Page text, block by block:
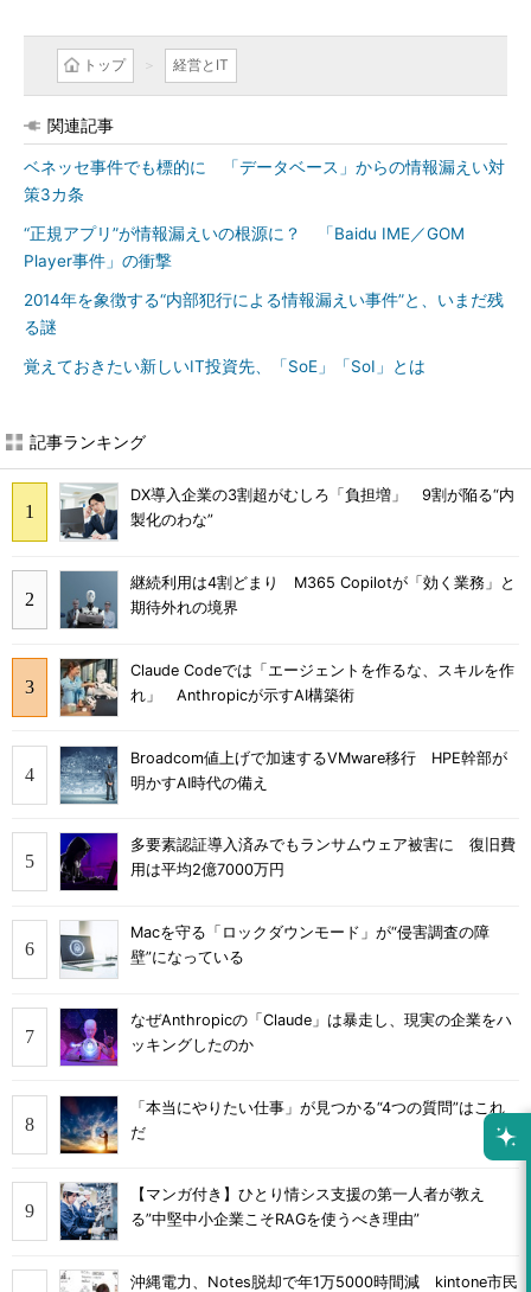
トップ 経営とIT
関連記事
ベネッセ事件でも標的に 「データベース」からの情報漏えい対
策3カ条
“正規アプリ”が情報漏えいの根源に？ 「Baidu IME／GOM
Player事件」の衝撃
2014年を象徴する“内部犯行による情報漏えい事件”と、いまだ残
る謎
覚えておきたい新しいIT投資先、「SoE」「SoI」とは
記事ランキング
DX導入企業の3割超がむしろ「負担増」 9割が陥る“内
製化のわな”
継続利用は4割どまり M365 Copilotが「効く業務」と
期待外れの境界
Claude Codeでは「エージェントを作るな、スキルを作
れ」 Anthropicが示すAI構築術
Broadcom値上げで加速するVMware移行 HPE幹部が
明かすAI時代の備え
多要素認証導入済みでもランサムウェア被害に 復旧費
用は平均2億7000万円
Macを守る「ロックダウンモード」が“侵害調査の障
壁”になっている
なぜAnthropicの「Claude」は暴走し、現実の企業をハ
ッキングしたのか
「本当にやりたい仕事」が見つかる“4つの質問”はこれ
だ
【マンガ付き】ひとり情シス支援の第一人者が教え
る”中堅中小企業こそRAGを使うべき理由”
沖縄電力、Notes脱却で年1万5000時間減 kintone市民